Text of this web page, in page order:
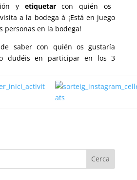
y etiquetarcon quién os
a la bodega à ¡Está en juego
personas en la bodega!
de saber con quién os gustaría
dudéis en participar en los 3
Cerca